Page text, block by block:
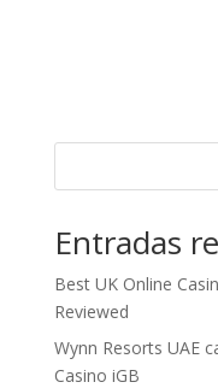
Entradas
Best UK Online
Reviewed
Wynn Resorts UAE
Casino iGB